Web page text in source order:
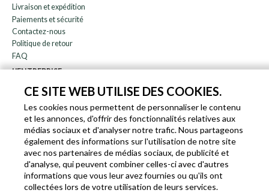
CE SITE WEB UTILISE DES COOKIES.
Les cookies nous permettent de personnaliser le contenu
et les annonces, d'offrir des fonctionnalités relatives aux
médias sociaux et d'analyser notre trafic. Nous partageons
également des informations sur l'utilisation de notre site
avec nos partenaires de médias sociaux, de publicité et
d'analyse, qui peuvent combiner celles-ci avec d'autres
informations que vous leur avez fournies ou qu'ils ont
collectées lors de votre utilisation de leurs services.
Livraison et expédition
Paiements et sécurité
Contactez-nous
Politique de retour
FAQ
L'ENTREPRISE
À propos de nous
Blog
Affiliation
EN IT FR DE